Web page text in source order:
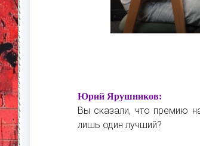
Юрий Ярушников:
Вы сказали, что премию
лишь один лучший?